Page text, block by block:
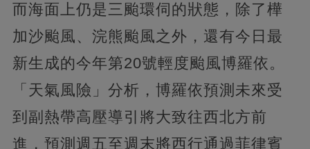
而海面上仍是三颱環伺的狀態，除了樺
加沙颱風、浣熊颱風之外，還有今日最
新生成的今年第20號輕度颱風博羅依。
「天氣風險」分析，博羅依預測未來受
到副熱帶高壓導引將大致往西北方前
進，預測週五至週末將西行通過菲律賓